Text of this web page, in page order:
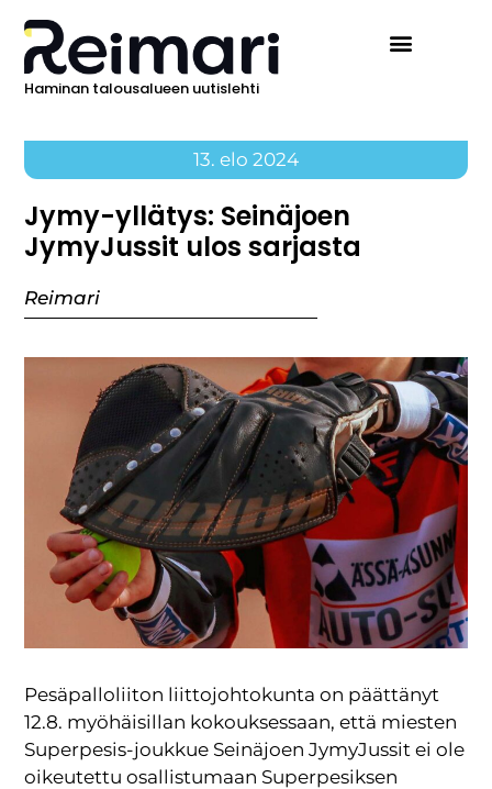
Haminan talousalueen uutislehti
13. elo 2024
Jymy-yllätys: Seinäjoen
JymyJussit ulos sarjasta
Reimari
Pesäpalloliiton liittojohtokunta on päättänyt
12.8. myöhäisillan kokouksessaan, että miesten
Superpesis-joukkue Seinäjoen JymyJussit ei ole
oikeutettu osallistumaan Superpesiksen